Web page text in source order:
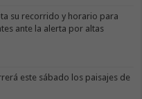
su recorrido y horario para
ante la alerta por altas
este sábado los paisajes de